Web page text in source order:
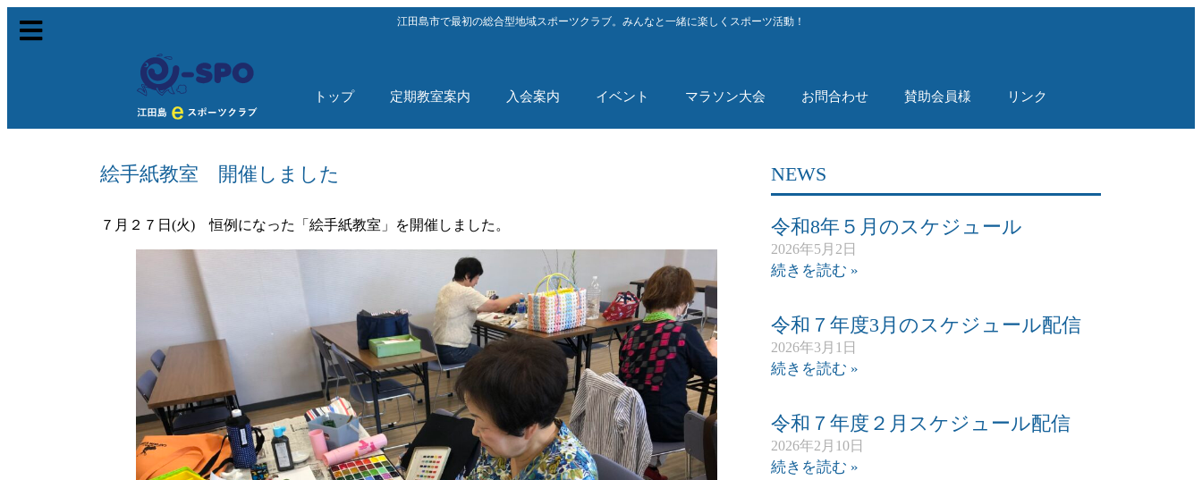
江田島市で最初の総合型地域スポーツクラブ。みんなと一緒に楽しくスポーツ活動！
トップ 定期教室案内 入会案内 イベント マラソン大会 お問合わせ 賛助会員様 リンク
絵手紙教室 開催しました
７月２７日(火) 恒例になった「絵手紙教室」を開催しました。
NEWS
令和8年５月のスケジュール
2026年5月2日
続きを読む »
令和７年度3月のスケジュール配信
2026年3月1日
続きを読む »
令和７年度２月スケジュール配信
2026年2月10日
続きを読む »